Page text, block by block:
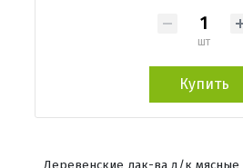
шт
Купить
Деревенские лак-ва д/к мясные